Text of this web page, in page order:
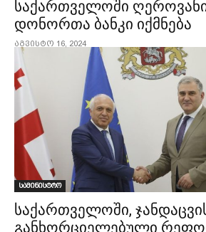
საქართველოში
დონორთა ბანკი იქმნება
აგვისტო 16, 2024
სამინისტრო
საქართველოში,
განხორციელებული